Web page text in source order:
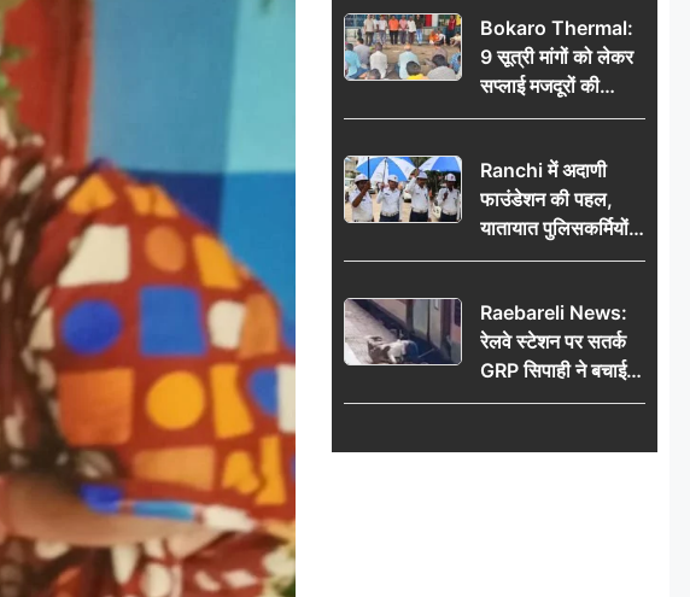
Bokaro Thermal:
9 सूत्री मांगों को लेकर
सप्लाई मजदूरों की
हुंकार, 12 अगस्त के
Ranchi में अदाणी
फाउंडेशन की पहल,
यातायात पुलिसकर्मियों
को वितरित किए गए छाते
Raebareli News:
रेलवे स्टेशन पर सतर्क
GRP सिपाही ने बचाई
महिला की जान, चलती
हादसा टला; घटना